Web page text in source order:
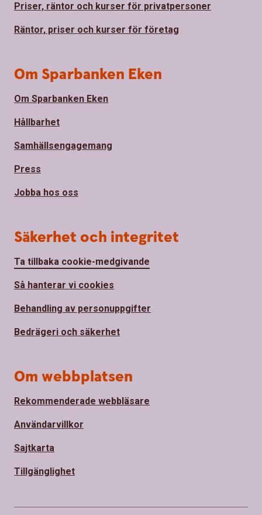
Priser, räntor och kurser för privatpersoner
Räntor, priser och kurser för företag
Om Sparbanken Eken
Om Sparbanken Eken
Hållbarhet
Samhällsengagemang
Press
Jobba hos oss
Säkerhet och integritet
Ta tillbaka cookie-medgivande
Så hanterar vi cookies
Behandling av personuppgifter
Bedrägeri och säkerhet
Om webbplatsen
Rekommenderade webbläsare
Användarvillkor
Sajtkarta
Tillgänglighet